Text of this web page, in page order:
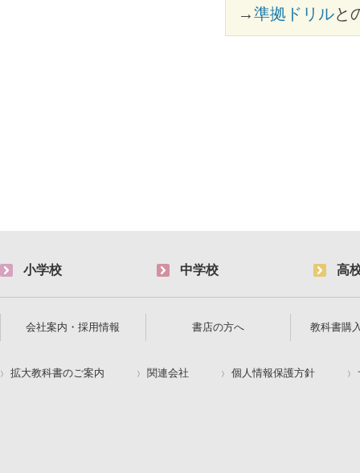
→準拠ドリルと
小学校 中学校 高
会社案内・採用情報 書店の方へ 教科書購
拡大教科書のご案内 関連会社 個人情報保護方針